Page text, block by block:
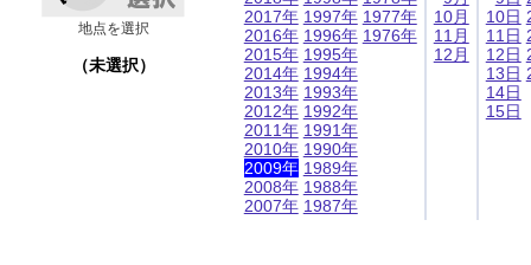
地点を選択
（未選択）
2017年
2016年
2015年
2014年
2013年
2012年
2011年
2010年
2009年
2008年
2007年
1997年
1996年
1995年
1994年
1993年
1992年
1991年
1990年
1989年
1988年
1987年
1977年
1976年
10月
11月
12月
10日
11日
12日
13日
14日
15日